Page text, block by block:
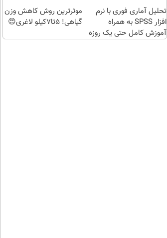
تحلیل آماری فوری با نرم
افزار SPSS به همراه
آموزش کامل حتی یک روزه
موثرترین روش کاهش وزن
گیاهی! 5تا۷کیلو لاغری😍